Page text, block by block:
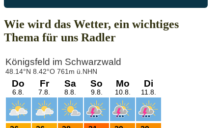
Wie wird das Wetter, ein wichtiges
Thema für uns Radler